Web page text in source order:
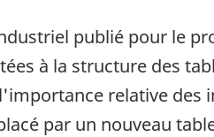
publié pour le
à la structure des
relative des
par un nouveau